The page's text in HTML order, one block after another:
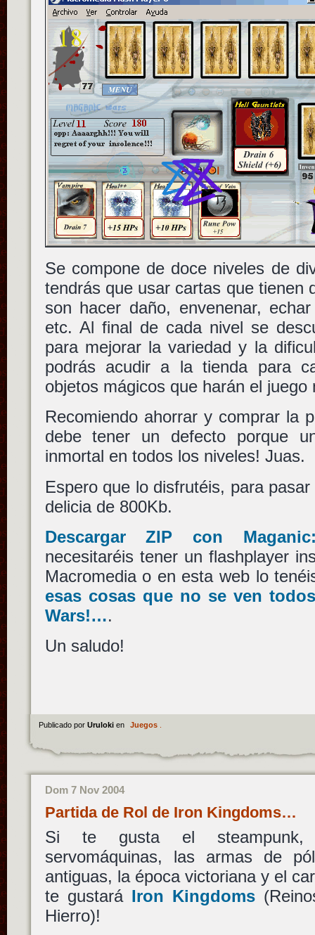
Se compone de doce niveles de
tendrás que usar cartas que tienen
son hacer daño, envenenar,
etc. Al final de cada nivel se
para mejorar la variedad y la
podrás acudir a la tienda para
objetos mágicos que harán el juego
Recomiendo ahorrar y comprar la
debe tener un defecto porque
inmortal en todos los niveles! Juas.
Espero que lo disfrutéis, para
delicia de 800Kb.
Descargar ZIP con
necesitaréis tener un flashplayer
Macromedia o en esta web lo
esas cosas que no se ven
Wars!….
Un saludo!
Publicado por Uruloki en Juegos.
Dom 7 Nov 2004
Partida de Rol de Iron Kingdoms…
Si te gusta el steampunk,
servomáquinas, las armas de
antiguas, la época victoriana y el
te gustará Iron Kingdoms
Hierro)!